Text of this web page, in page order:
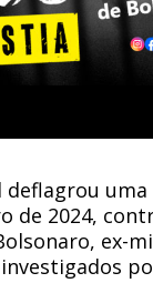
deflagrou
de 2024,
ex-
investigados